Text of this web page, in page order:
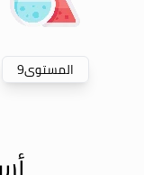
المستوى9